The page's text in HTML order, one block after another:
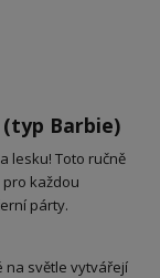
Barbie)
lesku! Toto ručně
každou
párty.
na světle vytvářejí